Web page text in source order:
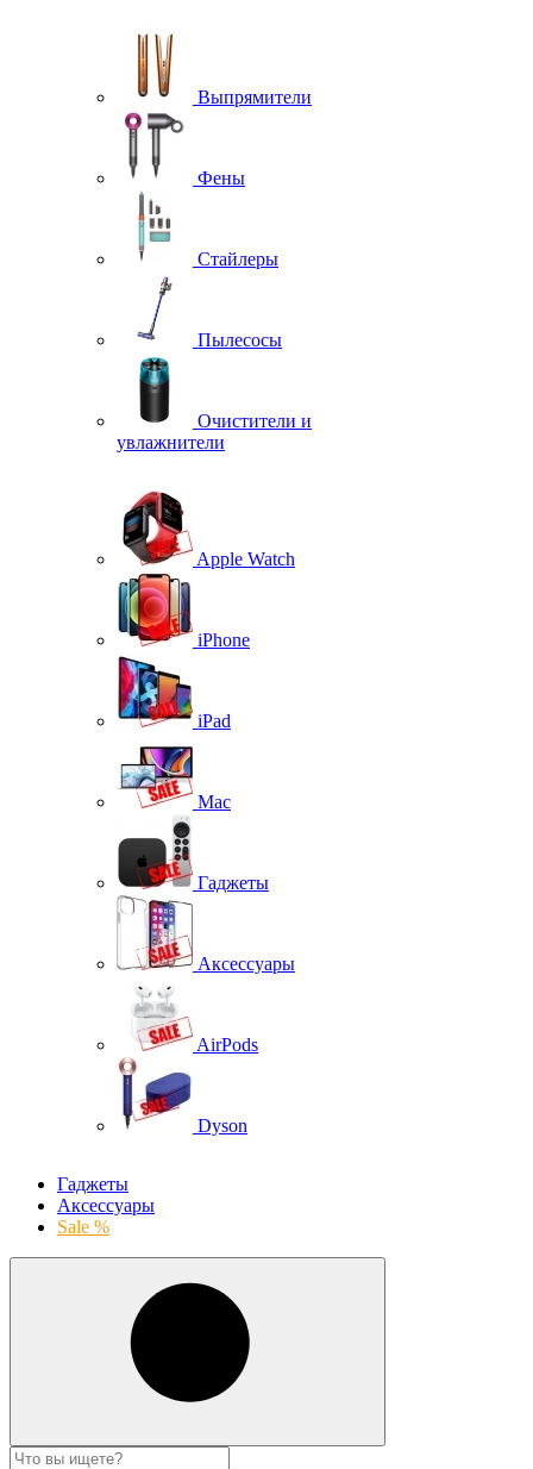
Выпрямители
Фены
Стайлеры
Пылесосы
Очистители и
увлажнители
Apple Watch
iPhone
iPad
Mac
Гаджеты
Аксессуары
AirPods
Dyson
Гаджеты
Аксессуары
Sale %